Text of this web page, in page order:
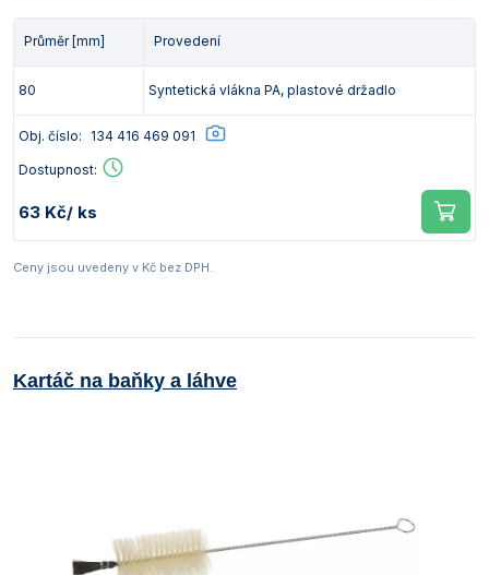
Průměr [mm] Provedení
80 Syntetická vlákna PA, plastové držadlo
Obj. číslo: 134 416 469 091
Dostupnost:
63 Kč/ ks
Ceny jsou uvedeny v Kč bez DPH.
Kartáč na baňky a láhve
Vlastnosti skla a porcelánu
Zátky a uzávěry
Teploměry, vlhkoměry a další přístroje pro
měření prostředí (klimatu)
Turbidimetry (měření zákalu)
Váhy
Vlhkostní analyzátory - váhy sušicí